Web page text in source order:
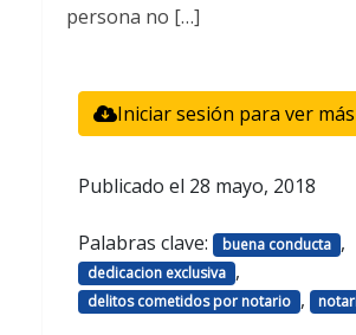
persona no […]
Iniciar sesión para ver más
Publicado el 28 mayo, 2018
Palabras clave: buena conducta ,
dedicacion exclusiva ,
delitos cometidos por notario ,